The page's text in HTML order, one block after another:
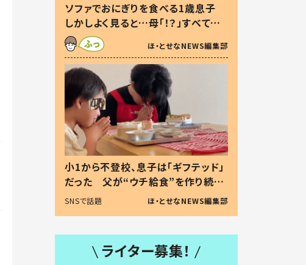
ソファでおにぎりを食べる1歳息子
しかしよく見ると…母「！？」すべてを
察した母の投稿に「可愛いから許
す！」「現行犯〜」
ほ・とせなNEWS編集部
小1から不登校、息子は「ギフテッド」
だった 父が“ウチ給食”を作り続け
る理由とは #令和の親 #令和の子
SNSで話題 ほ・とせなNEWS編集部
ライター募集！